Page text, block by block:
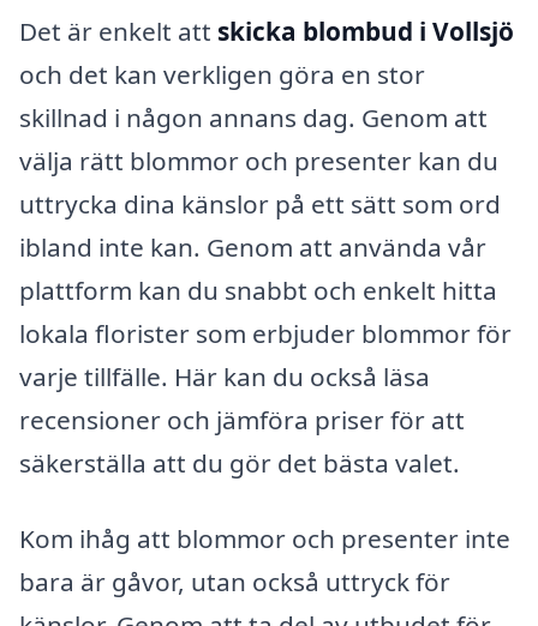
Det är enkelt att skicka blombud i Vollsjö
och det kan verkligen göra en stor
skillnad i någon annans dag. Genom att
välja rätt blommor och presenter kan du
uttrycka dina känslor på ett sätt som ord
ibland inte kan. Genom att använda vår
plattform kan du snabbt och enkelt hitta
lokala florister som erbjuder blommor för
varje tillfälle. Här kan du också läsa
recensioner och jämföra priser för att
säkerställa att du gör det bästa valet.
Kom ihåg att blommor och presenter inte
bara är gåvor, utan också uttryck för